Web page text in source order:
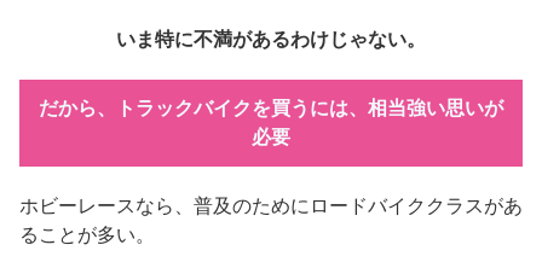
いま特に不満があるわけじゃない。
だから、トラックバイクを買うには、相当強い思いが
必要
ホビーレースなら、普及のためにロードバイククラスがあ
ることが多い。